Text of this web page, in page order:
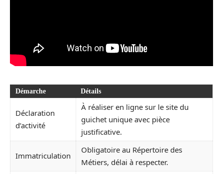
Démarche Détails
Déclaration
d’activité
À réaliser en ligne sur le site du
guichet unique avec pièce
justificative.
Immatriculation
Obligatoire au Répertoire des
Métiers, délai à respecter.